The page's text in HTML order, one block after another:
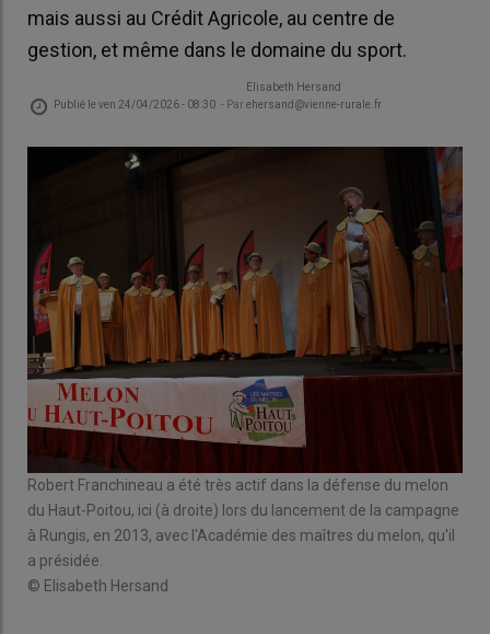
mais aussi au Crédit Agricole, au centre de
gestion, et même dans le domaine du sport.
Publié leven 24/04/2026 - 08:30 - Par
Elisabeth Hersand
ehersand@vienne-rurale.fr
Robert Franchineau a été très actif dans la défense du melon
du Haut-Poitou, ici (à droite) lors du lancement de la campagne
à Rungis, en 2013, avec l'Académie des maîtres du melon, qu'il
a présidée.
© Elisabeth Hersand